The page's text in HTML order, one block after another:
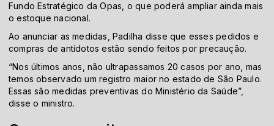
Fundo Estratégico da Opas, o que poderá ampliar ainda mais
o estoque nacional.
Ao anunciar as medidas, Padilha disse que esses pedidos e
compras de antídotos estão sendo feitos por precaução.
“Nos últimos anos, não ultrapassamos 20 casos por ano, mas
temos observado um registro maior no estado de São Paulo.
Essas são medidas preventivas do Ministério da Saúde”,
disse o ministro.